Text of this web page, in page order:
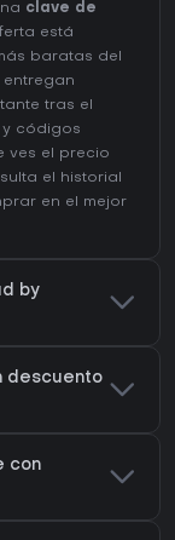
clave de
está
baratas del
entregan
tras el
y códigos
ves el precio
el
historial
en el mejor
by
descuento
con